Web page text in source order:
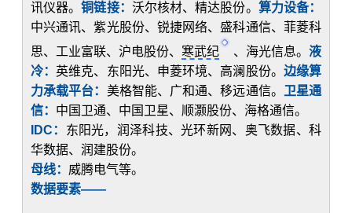
讯仪器。铜链接： 沃尔核材、精达股份。 算力设备：
中兴通讯、紫光股份、锐捷网络、盛科通信、菲菱科
思、工业富联、沪电股份、 寒武纪 、海光信息。 液
冷： 英维克、东阳光、申菱环境、高澜股份。 边缘算
力承载平台： 美格智能、广和通、移远通信。 卫星通
信： 中国卫通、中国卫星、顺灏股份、海格通信。
IDC： 东阳光，润泽科技、光环新网、奥飞数据、科
华数据、润建股份。
母线： 威腾电气等。
数据要素——